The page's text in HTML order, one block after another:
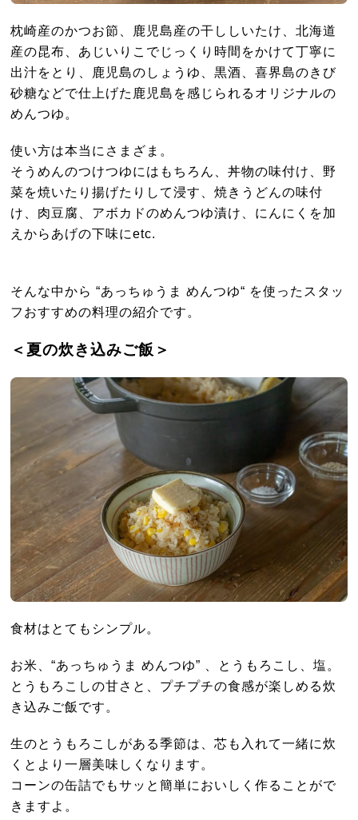
枕崎産のかつお節、鹿児島産の干ししいたけ、北海道
産の昆布、あじいりこでじっくり時間をかけて丁寧に
出汁をとり、鹿児島のしょうゆ、黒酒、喜界島のきび
砂糖などで仕上げた鹿児島を感じられるオリジナルの
めんつゆ。
使い方は本当にさまざま。
そうめんのつけつゆにはもちろん、丼物の味付け、野
菜を焼いたり揚げたりして浸す、焼きうどんの味付
け、肉豆腐、アボカドのめんつゆ漬け、にんにくを加
えからあげの下味にetc.
そんな中から “あっちゅうま めんつゆ“ を使ったスタッ
フおすすめの料理の紹介です。
＜夏の炊き込みご飯＞
食材はとてもシンプル。
お米、“あっちゅうま めんつゆ” 、とうもろこし、塩。
とうもろこしの甘さと、プチプチの食感が楽しめる炊
き込みご飯です。
生のとうもろこしがある季節は、芯も入れて一緒に炊
くとより一層美味しくなります。
コーンの缶詰でもサッと簡単においしく作ることがで
きますよ。